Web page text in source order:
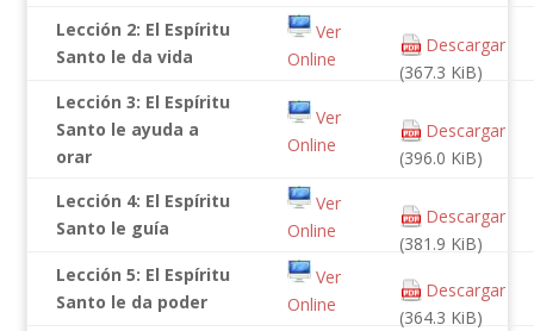
Lección 2: El Espíritu
Santo le da vida
Ver
Online
Descargar
(367.3 KiB)
Lección 3: El Espíritu
Santo le ayuda a
orar
Ver
Online
Descargar
(396.0 KiB)
Lección 4: El Espíritu
Santo le guía
Ver
Online
Descargar
(381.9 KiB)
Lección 5: El Espíritu
Santo le da poder
Ver
Online
Descargar
(364.3 KiB)